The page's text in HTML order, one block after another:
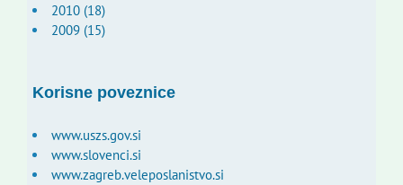
2010 (18)
2009 (15)
Korisne poveznice
www.uszs.gov.si
www.slovenci.si
www.zagreb.veleposlanistvo.si